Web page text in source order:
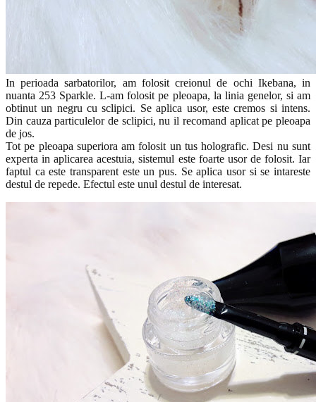
In perioada sarbatorilor, am folosit creionul de ochi Ikebana, in
nuanta 253 Sparkle. L-am folosit pe pleoapa, la linia genelor, si am
obtinut un negru cu sclipici. Se aplica usor, este cremos si intens.
Din cauza particulelor de sclipici, nu il recomand aplicat pe pleoapa
de jos.
Tot pe pleoapa superiora am folosit un tus holografic. Desi nu sunt
experta in aplicarea acestuia, sistemul este foarte usor de folosit. Iar
faptul ca este transparent este un pus. Se aplica usor si se intareste
destul de repede. Efectul este unul destul de interesat.